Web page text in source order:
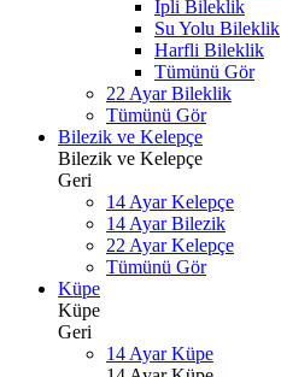
İpli Bileklik
Su Yolu Bileklik
Harfli Bileklik
Tümünü Gör
22 Ayar Bileklik
Tümünü Gör
Bilezik ve Kelepçe
Bilezik ve Kelepçe
Geri
14 Ayar Kelepçe
14 Ayar Bilezik
22 Ayar Kelepçe
Tümünü Gör
Küpe
Küpe
Geri
14 Ayar Küpe